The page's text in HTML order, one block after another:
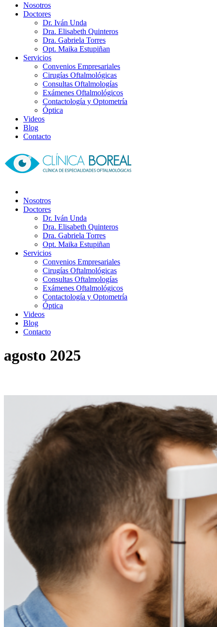
Nosotros
Doctores
Dr. Iván Unda
Dra. Elisabeth Quinteros
Dra. Gabriela Torres
Opt. Maika Estupiñan
Servicios
Convenios Empresariales
Cirugías Oftalmológicas
Consultas Oftalmologías
Exámenes Oftalmológicos
Contactología y Optometría
Óptica
Videos
Blog
Contacto
Nosotros
Doctores
Dr. Iván Unda
Dra. Elisabeth Quinteros
Dra. Gabriela Torres
Opt. Maika Estupiñan
Servicios
Convenios Empresariales
Cirugías Oftalmológicas
Consultas Oftalmologías
Exámenes Oftalmológicos
Contactología y Optometría
Óptica
Videos
Blog
Contacto
agosto 2025